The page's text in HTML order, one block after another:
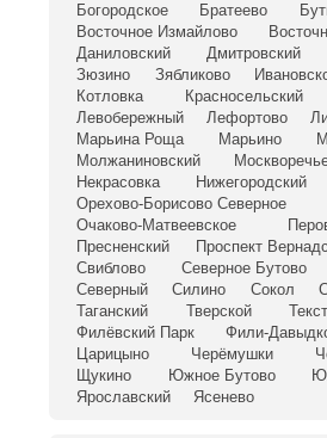
Богородское
Братеево
Восточное Измайлово
Даниловский
Дмитровский
Зюзино
Зябликово
Котловка
Красносельский
Левобережный
Лефортово
Марьина Роща
Марьино
Молжаниновский
Некрасовка
Нижегородский
Орехово-Борисово Северное
Очаково-Матвеевское
Пресненский
Проспект
Свиблово
Северное Бутово
Северный
Силино Сокол
Таганский
Тверской
Филёвский Парк
Фили-
Царицыно
Черёмушки
Щукино
Южное Бутово
Ярославский
Ясенево